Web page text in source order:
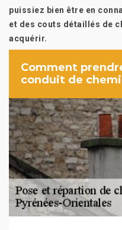
puissiez bien être en
et des couts détaillés de
acquérir.
Comment
conduit de